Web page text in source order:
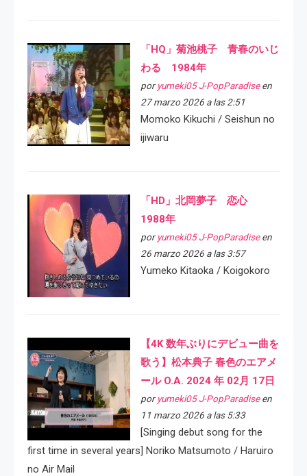
「HQ」菊池桃子 青春のいじ
わる 1984年
por yumeki05 J-PopParadiseen
27 marzo 2026 a las 2:51
Momoko Kikuchi / Seishun no
ijiwaru
「HD」北岡夢子 恋心
1988年
por yumeki05 J-PopParadiseen
26 marzo 2026 a las 3:57
Yumeko Kitaoka / Koigokoro
【4K 数年ぶりにデビュー曲を
歌う】松本典子 春色のエアメ
ール O.A. 2024 年 02月 17日
por yumeki05 J-PopParadiseen
11 marzo 2026 a las 5:33
[Singing debut song for the
first time in several years] Noriko Matsumoto / Haruiro
no Air Mail